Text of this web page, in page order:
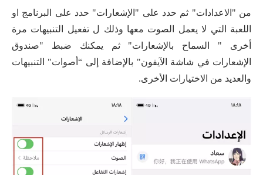
من "الاعدادات" ثم حدد على "الإشعارات" حدد على البرنامج او
اللعبة التي لا يعمل الصوت معها وذلك ل تفعيل التنبيهات مرة
أخرى " السماح بالإشعارات" ثم يمكنك ضبط "صندوق
الإشعارات في شاشة الآيفون" بالإضافة إلى “أصوات" التنبيهات
والعديد من الاختيارات الأخرى.